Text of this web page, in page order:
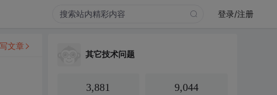
登录/注册
文章
其它技术问题
3,881 9,044